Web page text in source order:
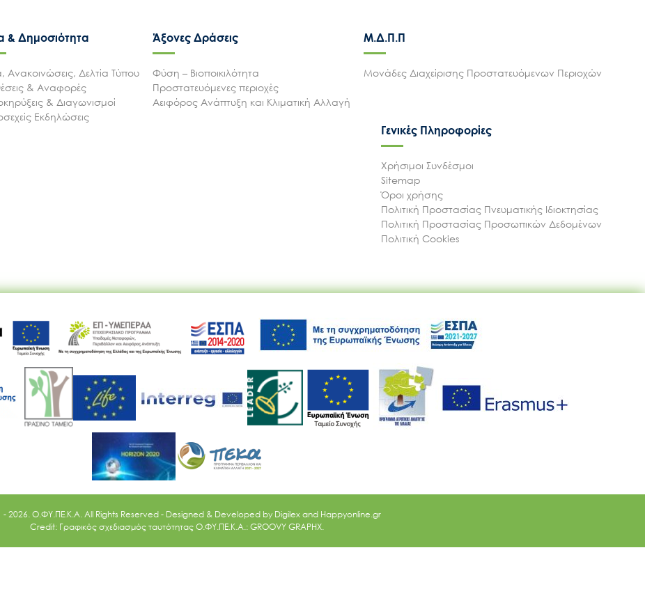
Ακολουθήστε μας
& Δημοσιότητα
Ανακοινώσεις, Δελτία Τύπου
& Αναφορές
& Διαγωνισμοί
Εκδηλώσεις
Άξονες Δράσεις
Φύση – Βιοποικιλότητα
Προστατευόμενες περιοχές
Αειφόρος Ανάπτυξη και Κλιματική Αλλαγή
Μ.Δ.Π.Π
Μονάδες Διαχείρισης Προστατευόμενων Περιοχών
Γενικές Πληροφορίες
Χρήσιμοι Συνδέσμοι
Sitemap
Όροι χρήσης
Πολιτική Προστασίας Πνευματικής Ιδιοκτησίας
Πολιτική Προστασίας Προσωπικών Δεδομένων
Πολιτική Cookies
- 2026. O.ΦΥ.ΠΕ.Κ.Α. All Rights Reserved - Designed & Developed by Digilex and Happyonline.gr
Credit: Γραφικός σχεδιασμός ταυτότητας Ο.ΦΥ.ΠΕ.Κ.Α.: GROOVY GRAPHX.